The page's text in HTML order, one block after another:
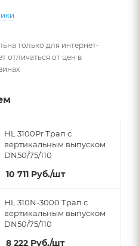
только для интернет-
отличаться от цен в
HL 3100Pr Трап с
вертикальным выпуском
DN50/75/110
10 711 Руб./шт
HL 310N-3000 Трап с
вертикальным выпуском
DN50/75/110
8 222 Руб./шт